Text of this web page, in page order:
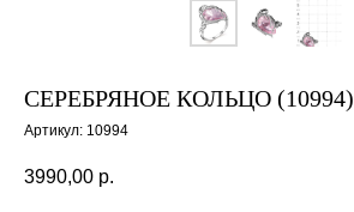
СЕРЕБРЯНОЕ КОЛЬЦО (10994)
Артикул: 10994
3990,00 р.